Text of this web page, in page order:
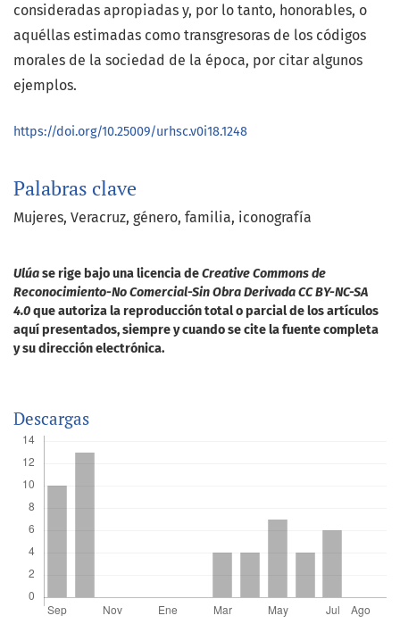
Palabras clave
Mujeres Veracruz género familia iconografía
consideradas apropiadas y, por lo tanto, honorables, o
aquéllas estimadas como transgresoras de los códigos
morales de la sociedad de la época, por citar algunos
ejemplos.
https://doi.org/10.25009/urhsc.v0i18.1248
Ulúase rige bajo una licencia deCreative Commons de
Reconocimiento-No Comercial-Sin Obra Derivada CC BY-NC-SA
4.0que autoriza la reproducción total o parcial de los artículos
aquí presentados, siempre y cuando se cite la fuente completa
y su dirección electrónica.
Descargas